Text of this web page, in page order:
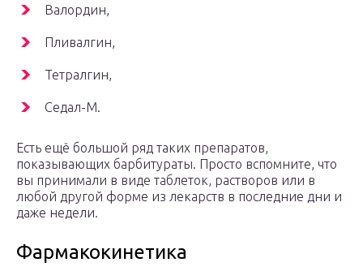
Валордин,
Пливалгин,
Тетралгин,
Седал-М.
Есть ещё большой ряд таких препаратов,
показывающих барбитураты. Просто вспомните, что
вы принимали в виде таблеток, растворов или в
любой другой форме из лекарств в последние дни и
даже недели.
Фармакокинетика